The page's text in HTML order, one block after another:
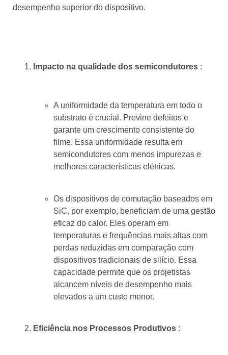
desempenho superior do dispositivo.
Impacto na qualidade dos semicondutores :
A uniformidade da temperatura em todo o
substrato é crucial. Previne defeitos e
garante um crescimento consistente do
filme. Essa uniformidade resulta em
semicondutores com menos impurezas e
melhores características elétricas.
Os dispositivos de comutação baseados em
SiC, por exemplo, beneficiam de uma gestão
eficaz do calor. Eles operam em
temperaturas e frequências mais altas com
perdas reduzidas em comparação com
dispositivos tradicionais de silício. Essa
capacidade permite que os projetistas
alcancem níveis de desempenho mais
elevados a um custo menor.
Eficiência nos Processos Produtivos :